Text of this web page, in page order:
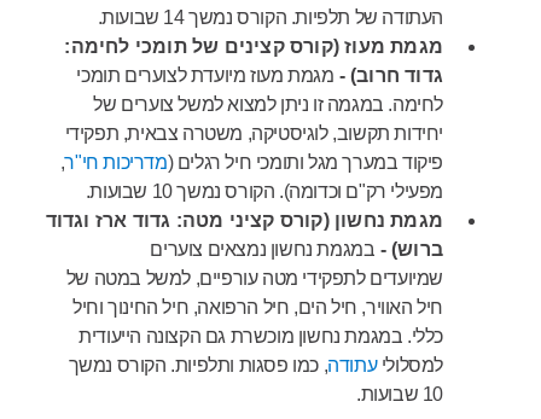
העתודה של תלפיות. הקורס נמשך 14 שבועות.
מגמת מעוז (קורס קצינים של תומכי לחימה:
גדוד חרוב) - מגמת מעוז מיועדת לצוערים תומכי
לחימה. במגמה זו ניתן למצוא למשל צוערים של
יחידות תקשוב, לוגיסטיקה, משטרה צבאית, תפקידי
פיקוד במערך מגל ותומכי חיל רגלים (מדריכות חי"ר,
מפעילי רק"ם וכדומה). הקורס נמשך 10 שבועות.
מגמת נחשון (קורס קציני מטה: גדוד ארז וגדוד
ברוש) - במגמת נחשון נמצאים צוערים
שמיועדים לתפקידי מטה עורפיים, למשל במטה של
חיל האוויר, חיל הים, חיל הרפואה, חיל החינוך וחיל
כללי. במגמת נחשון מוכשרת גם הקצונה הייעודית
למסלוליעתודה, כמו פסגות ותלפיות. הקורס נמשך
10 שבועות.